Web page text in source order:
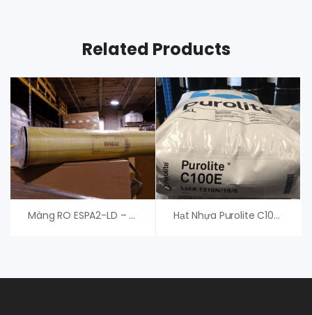
Related Products
Màng RO ESPA2-LD – Màng RO Nitto Denko Hạt Nhựa Purolite C100E – Giải Pháp Làm Mềm Nước, Trao Đổi Ion Tối Ưu Cho Hệ Thống Xử Lý Nước